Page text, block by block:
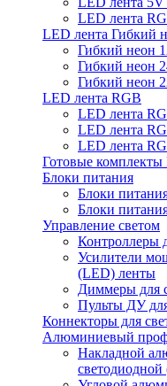
LED лента
LED лента Гибкий
Гибкий неон
Гибкий неон
Гибкий неон
LED лента RGB
LED лента
LED лента
LED лента
Готовые
Блоки питания
Блоки
Блоки
Управление светом
Контроллеры
Усилители
(LED) ленты
Диммеры для
Пульты ДУ
Коннекторы для
Алюминиевый
Накладной